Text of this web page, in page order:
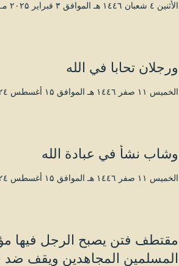
الأثنين ٤ شعبان ۱٤٤٦ هـ الموافق ۳ فبراير ۲۰۲۵ مـ |
ورجلان تحابا في الله
الخميس ۱۱ صفر ۱٤٤٦ هـ الموافق ۱۵ أغسطس ۲۰۲٤ مـ |
وشاب نشأ في عبادة الله
الخميس ۱۱ صفر ۱٤٤٦ هـ الموافق ۱۵ أغسطس ۲۰۲٤ مـ |
مقتطف فتن يصبح الرجل فيها
المسلمين المجاهدين ويقف